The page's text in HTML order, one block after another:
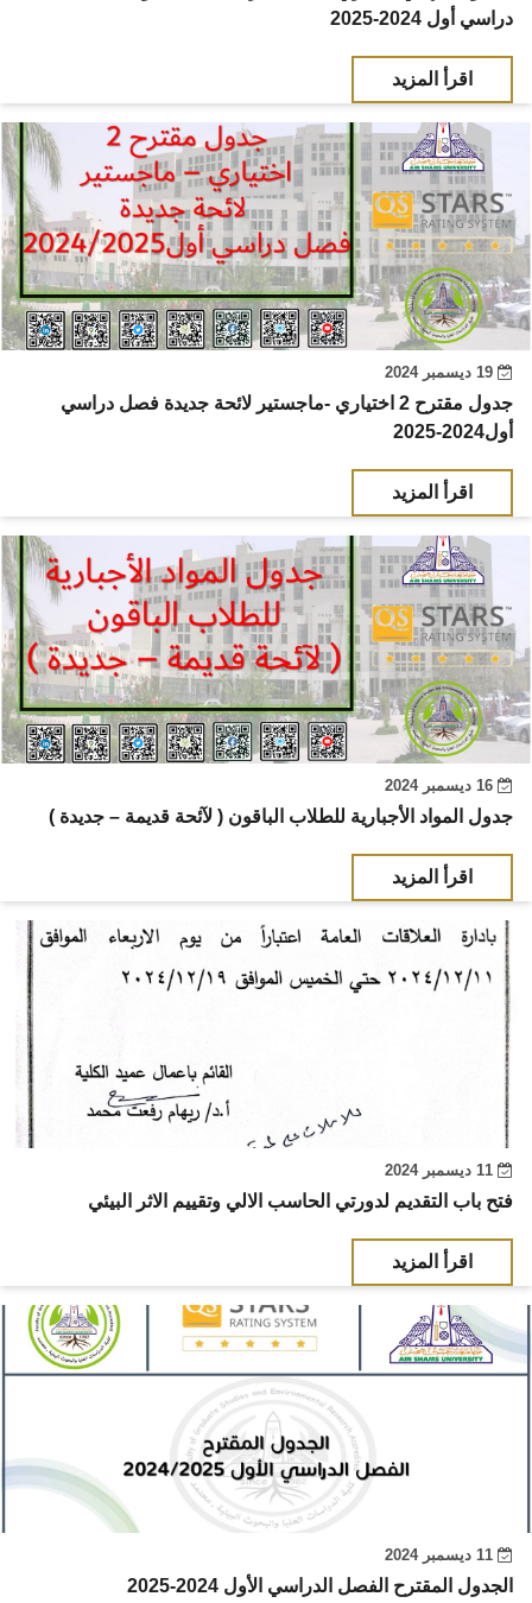
دراسي أول 2024-2025
اقرأ المزيد
جدول مقترح 2 اختياري -ماجستير لائحة جديدة فصل دراسي
أول2024-2025
اقرأ المزيد
جدول المواد الأجبارية للطلاب الباقون ( لآئحة قديمة – جديدة )
اقرأ المزيد
فتح باب التقديم لدورتي الحاسب الالي وتقييم الاثر البيئي
اقرأ المزيد
الجدول المقترح الفصل الدراسي الأول 2024-2025